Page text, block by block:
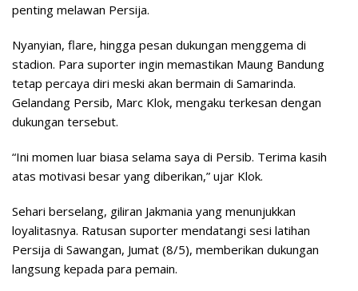
penting melawan Persija.
Nyanyian, flare, hingga pesan dukungan menggema di
stadion. Para suporter ingin memastikan Maung Bandung
tetap percaya diri meski akan bermain di Samarinda.
Gelandang Persib, Marc Klok, mengaku terkesan dengan
dukungan tersebut.
“Ini momen luar biasa selama saya di Persib. Terima kasih
atas motivasi besar yang diberikan,” ujar Klok.
Sehari berselang, giliran Jakmania yang menunjukkan
loyalitasnya. Ratusan suporter mendatangi sesi latihan
Persija di Sawangan, Jumat (8/5), memberikan dukungan
langsung kepada para pemain.